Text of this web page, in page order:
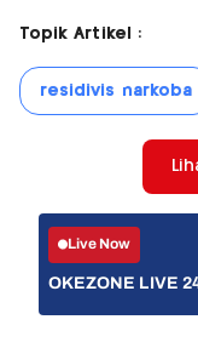
Topik Artikel :
residivis narkoba
Live Now
OKEZONE LIVE